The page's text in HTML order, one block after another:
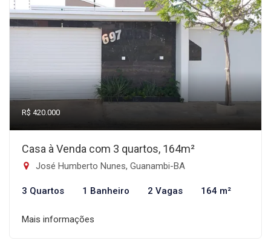
R$ 420.000
Casa à Venda com 3 quartos, 164m²
José Humberto Nunes, Guanambi-BA
3 Quartos 1 Banheiro 2 Vagas 164 m²
Mais informações